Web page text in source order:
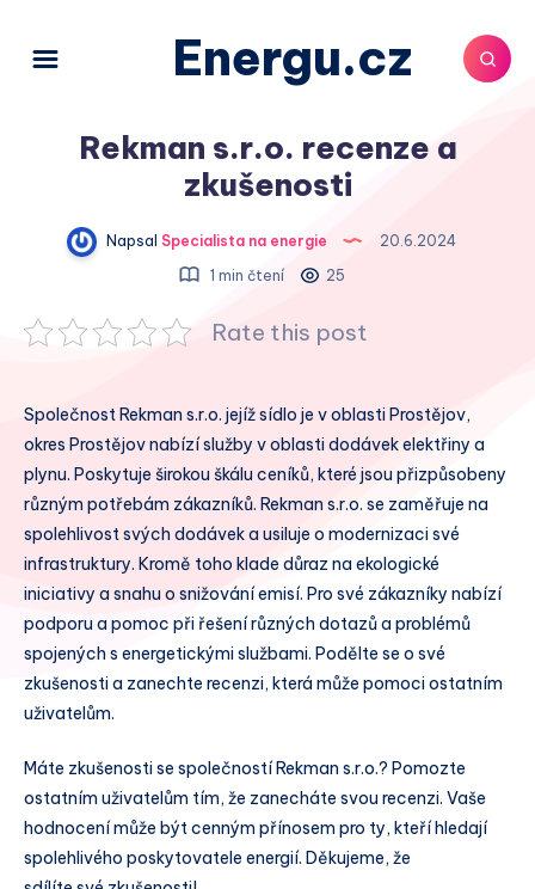
Energu.cz
Rekman s.r.o. recenze a
zkušenosti
Napsal Specialista na energie
20.6.2024
1 min čtení
25
Rate this post
Společnost Rekman s.r.o. jejíž sídlo je v oblasti Prostějov,
okres Prostějov nabízí služby v oblasti dodávek elektřiny a
plynu. Poskytuje širokou škálu ceníků, které jsou přizpůsobeny
různým potřebám zákazníků. Rekman s.r.o. se zaměřuje na
spolehlivost svých dodávek a usiluje o modernizaci své
infrastruktury. Kromě toho klade důraz na ekologické
iniciativy a snahu o snižování emisí. Pro své zákazníky nabízí
podporu a pomoc při řešení různých dotazů a problémů
spojených s energetickými službami. Podělte se o své
zkušenosti a zanechte recenzi, která může pomoci ostatním
uživatelům.
Máte zkušenosti se společností Rekman s.r.o.? Pomozte
ostatním uživatelům tím, že zanecháte svou recenzi. Vaše
hodnocení může být cenným přínosem pro ty, kteří hledají
spolehlivého poskytovatele energií. Děkujeme, že